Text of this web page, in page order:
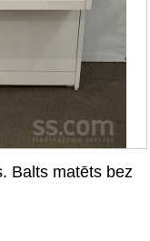
Balts matēts bez